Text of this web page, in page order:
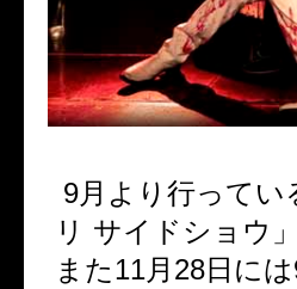
9月より行ってい
リ サイドショウ
また11月28日に